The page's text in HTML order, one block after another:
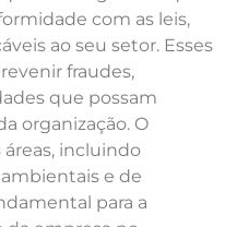
com as leis,
ao seu setor. Esses
fraudes,
que possam
organização. O
incluindo
e de
para a